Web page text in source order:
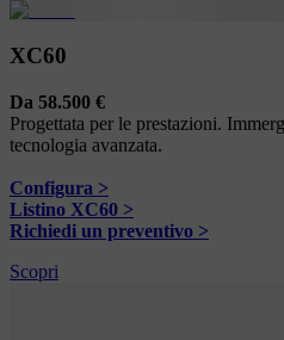
XC60
Da 58.500 €
Progettata per le prestazioni.
tecnologia avanzata.
Configura >
Listino XC60 >
Richiedi un preventivo >
Scopri